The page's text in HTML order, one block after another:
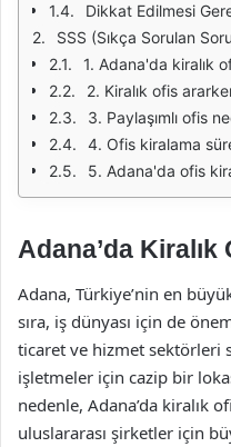
Dikkat Edilmesi
SSS (Sıkça Sorulan
1. Adana'da kiralık
2. Kiralık ofis
3. Paylaşımlı ofis
4. Ofis kiralama
5. Adana'da ofis
Adana’da Kiralık
Adana, Türkiye’nin en
sıra, iş dünyası için de
ticaret ve hizmet sektörleri
işletmeler için cazip bir
nedenle, Adana’da kiralık
uluslararası şirketler için